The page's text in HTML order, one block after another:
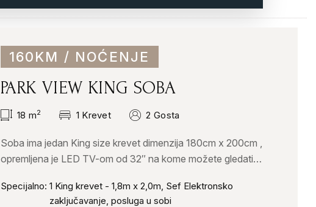
160KM / NOĆENJE
PARK VIEW KING SOBA
18 m2 1 Krevet 2 Gosta
Soba ima jedan King size krevet dimenzija 180cm x 200cm ,
opremljena je LED TV-om od 32″ na kome možete gledati
telefonom
Specijalno: 1 King krevet - 1,8m x 2,0m, Sef Elektronsko
zaključavanje, posluga u sobi